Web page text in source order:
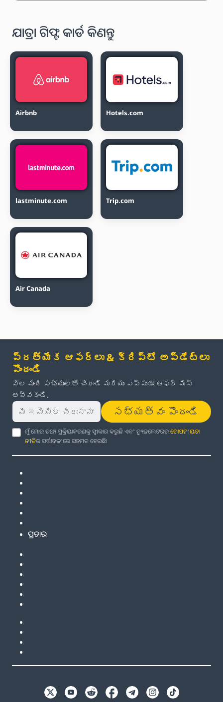
ଯାତ୍ରା ଗିଫ୍ଟ କାର୍ଡ କିଣନ୍ତୁ
Airbnb Hotels.com
lastminute.com Trip.com
Air Canada
ప్రత్యేక ఆఫర్లు & క్రిప్టో అప్‌డేట్‌లు
పొందండి
వేల మంది సభ్యులతో చేరండి మరియు ఎప్పుడూ ఆఫర్ మిస్
అవ్వకండి.
సభ్యత్వం పొందండి
ମୁଁ ମୋର ତଥ୍ୟ ପ୍ରକ୍ରିୟାକରଣକୁ ସ୍ୱୀକାର କରୁଛି ଏବଂ ନ୍ୟୁଜଲେଟରରଗୋପନୀୟତା
ନୀତିର ସର୍ତ୍ତାବଳୀରେ ସହମତ ହେଉଛି।
ପ୍ରଚାର